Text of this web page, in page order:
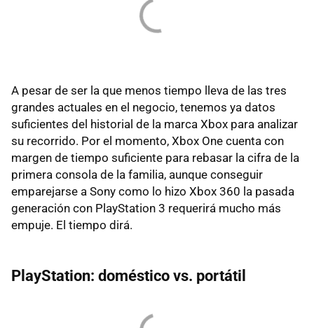
A pesar de ser la que menos tiempo lleva de las tres
grandes actuales en el negocio, tenemos ya datos
suficientes del historial de la marca Xbox para analizar
su recorrido. Por el momento, Xbox One cuenta con
margen de tiempo suficiente para rebasar la cifra de la
primera consola de la familia, aunque conseguir
emparejarse a Sony como lo hizo Xbox 360 la pasada
generación con PlayStation 3 requerirá mucho más
empuje. El tiempo dirá.
PlayStation: doméstico vs. portátil